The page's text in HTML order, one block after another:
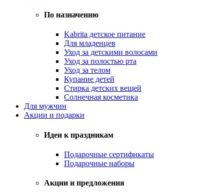
По назначению
Kabrita детское питание
Для младенцев
Уход за детскими волосами
Уход за полостью рта
Уход за телом
Купание детей
Стирка детских вещей
Солнечная косметика
Для мужчин
Акции и подарки
Идеи к праздникам
Подарочные сертификаты
Подарочные наборы
Акции и предложения